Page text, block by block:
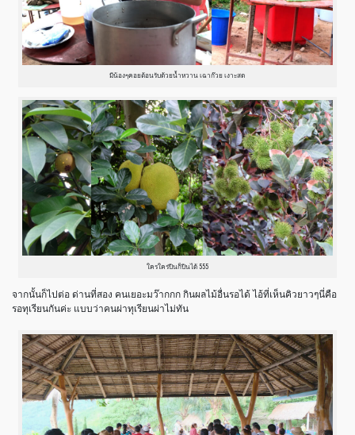
มีน้องๆคอยต้อนรับด้วยน้ำหวาน เฉาก๊วย เงาะสด
ใครใคร่ปีนก็ปีนได้ 555
จากนั้นก็ไปต่อ ด่านที่สอง คนเยอะมว๊ากกก กินผลไม้อื่นรอได้ ไอ้ที่เห็นคิวยาวๆนี่คือ
รอทุเรียนกันค่ะ แบบว่าคนผ่าทุเรียนผ่าไม่ทัน